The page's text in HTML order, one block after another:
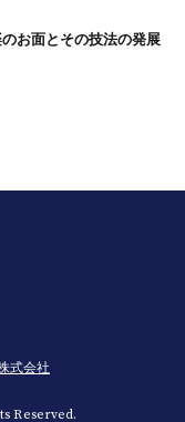
お面とその技法の発展
式会社
Reserved.